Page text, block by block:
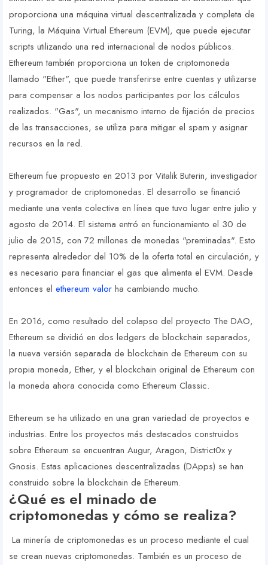
proporciona una máquina virtual descentralizada y completa de
Turing, la Máquina Virtual Ethereum (EVM), que puede ejecutar
scripts utilizando una red internacional de nodos públicos.
Ethereum también proporciona un token de criptomoneda
llamado "Ether", que puede transferirse entre cuentas y utilizarse
para compensar a los nodos participantes por los cálculos
realizados. "Gas", un mecanismo interno de fijación de precios
de las transacciones, se utiliza para mitigar el spam y asignar
recursos en la red.
Ethereum fue propuesto en 2013 por Vitalik Buterin, investigador
y programador de criptomonedas. El desarrollo se financió
mediante una venta colectiva en línea que tuvo lugar entre julio y
agosto de 2014. El sistema entró en funcionamiento el 30 de
julio de 2015, con 72 millones de monedas "preminadas". Esto
representa alrededor del 10% de la oferta total en circulación, y
es necesario para financiar el gas que alimenta el EVM. Desde
entonces el ethereum valor ha cambiando mucho.
En 2016, como resultado del colapso del proyecto The DAO,
Ethereum se dividió en dos ledgers de blockchain separados,
la nueva versión separada de blockchain de Ethereum con su
propia moneda, Ether, y el blockchain original de Ethereum con
la moneda ahora conocida como Ethereum Classic.
Ethereum se ha utilizado en una gran variedad de proyectos e
industrias. Entre los proyectos más destacados construidos
sobre Ethereum se encuentran Augur, Aragon, District0x y
Gnosis. Estas aplicaciones descentralizadas (DApps) se han
construido sobre la blockchain de Ethereum.
¿Qué es el minado de
criptomonedas y cómo se realiza?
La minería de criptomonedas es un proceso mediante el cual
se crean nuevas criptomonedas. También es un proceso de